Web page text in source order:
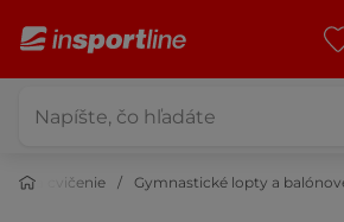
na cvičenie Gymnastické lopty a